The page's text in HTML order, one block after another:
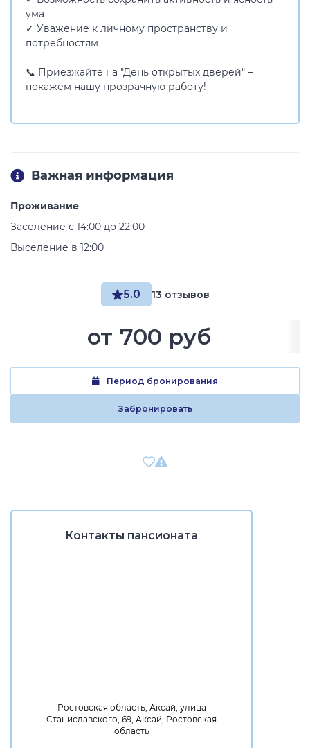
ума
✓ Уважение к личному пространству и
потребностям
📞 Приезжайте на "День открытых дверей" –
покажем нашу прозрачную работу!
5.0 13 отзывов
от 700 руб
Период бронирования
Забронировать
Важная информация
Проживание
Заселение с 14:00 до 22:00
Выселение в 12:00
Контакты пансионата
Ростовская область, Аксай, улица
Станиславского, 69, Аксай, Ростовская
область